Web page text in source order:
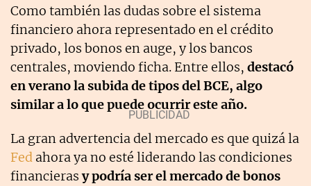
Como también las dudas sobre el sistema
financiero ahora representado en el crédito
privado, los bonos en auge, y los bancos
centrales, moviendo ficha. Entre ellos, destacó
en verano la subida de tipos del BCE, algo
similar a lo que puede ocurrir este año.
La gran advertencia del mercado es que quizá la
Fed ahora ya no esté liderando las condiciones
financierasy podría ser el mercado de bonos